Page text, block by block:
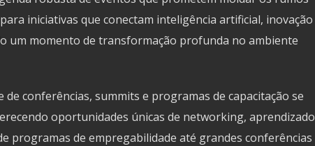
iniciativas que conectam inteligência artificial, inovação
um momento de transformação profunda no ambiente
conferências, summits e programas de capacitação se
oportunidades únicas de networking, aprendizado
programas de empregabilidade até grandes conferências